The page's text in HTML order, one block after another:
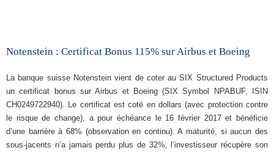
Notenstein : Certificat Bonus 115% sur Airbus et Boeing
La banque suisse Notenstein vient de coter au SIX Structured Products
un certificat bonus sur Airbus et Boeing (SIX Symbol NPABUF, ISIN
CH0249722940). Le certificat est coté en dollars (avec protection contre
le risque de change), a pour échéance le 16 février 2017 et bénéficie
d’une barrière à 68% (observation en continu). A maturité, si aucun des
sous-jacents n’a jamais perdu plus de 32%, l’investisseur récupère son